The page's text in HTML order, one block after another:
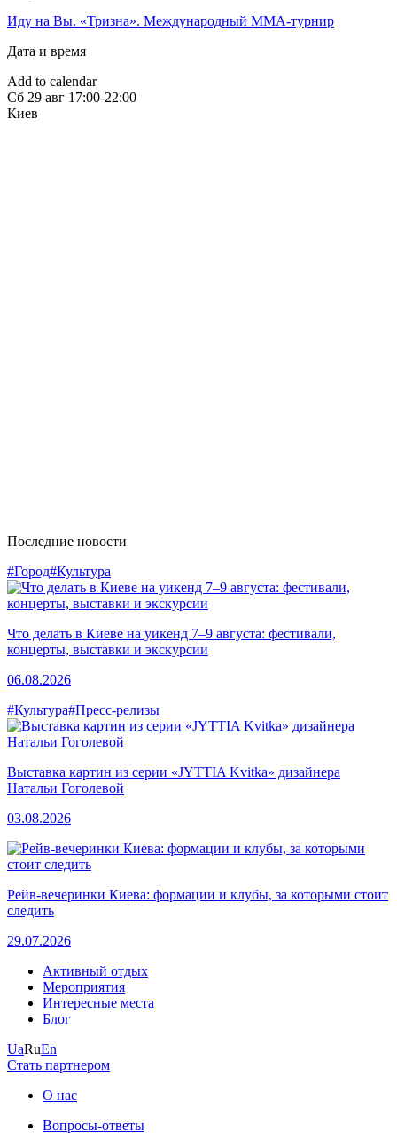
Иду на Вы. «Тризна». Международный ММА-турнир
Дата и время
Add to calendar
Сб 29 авг 17:00-22:00
Киев
Последние новости
#Город#Культура
Что делать в Киеве на уикенд 7–9 августа: фестивали,
концерты, выставки и экскурсии
06.08.2026
#Культура#Пресс-релизы
Выставка картин из серии «JYTTIA Kvitka» дизайнера
Натальи Гоголевой
03.08.2026
Рейв-вечеринки Киева: формации и клубы, за которыми стоит
следить
29.07.2026
Активный отдых
Мероприятия
Интересные места
Блог
UaRuEn
Стать партнером
О нас
Вопросы-ответы